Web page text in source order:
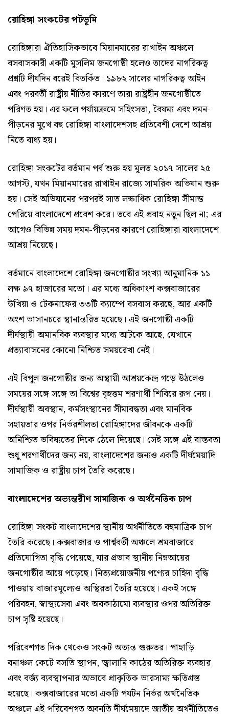
রোহিঙ্গা সংকটের পটভূমি
রোহিঙ্গারা ঐতিহাসিকভাবে মিয়ানমারের রাখাইন অঞ্চলে
বসবাসকারী একটি মুসলিম জনগোষ্ঠী হলেও তাদের নাগরিকত্ব
প্রশ্নটি দীর্ঘদিন ধরেই বিতর্কিত। ১৯৮২ সালের নাগরিকত্ব আইন
এবং পরবর্তী রাষ্ট্রীয় নীতির কারণে তারা রাষ্ট্রহীন জনগোষ্ঠীতে
পরিণত হয়। এর ফলে পর্যায়ক্রমে সহিংসতা, বৈষম্য এবং দমন-
পীড়নের মুখে বহু রোহিঙ্গা বাংলাদেশসহ প্রতিবেশী দেশে আশ্রয়
নিতে বাধ্য হয়।
রোহিঙ্গা সংকটের বর্তমান পর্ব শুরু হয় মূলত ২০১৭ সালের ২৫
আগস্ট, যখন মিয়ানমারের রাখাইন রাজ্যে সামরিক অভিযান শুরু
হয়। সেই অভিযানের পরপরই সাত লক্ষাধিক রোহিঙ্গা সীমান্ত
পেরিয়ে বাংলাদেশে প্রবেশ করে। তবে এই প্রবাহ নতুন ছিল না; এর
আগেও বিভিন্ন সময় দমন-পীড়নের কারণে রোহিঙ্গারা বাংলাদেশে
আশ্রয় নিয়েছে।
বর্তমানে বাংলাদেশে রোহিঙ্গা জনগোষ্ঠীর সংখ্যা আনুমানিক ১১
লক্ষ ৯৭ হাজারের মতো। এর মধ্যে অধিকাংশ কক্সবাজারের
উখিয়া ও টেকনাফের ৩৩টি ক্যাম্পে বসবাস করছে, আর একটি
অংশ ভাসানচরে স্থানান্তরিত হয়েছে। এই জনগোষ্ঠী একটি
দীর্ঘস্থায়ী অমানবিক ব্যবস্থার মধ্যে আটকে আছে, যেখানে
প্রত্যাবাসনের কোনো নিশ্চিত সময়রেখা নেই।
এই বিপুল জনগোষ্ঠীর জন্য অস্থায়ী আশ্রয়কেন্দ্র গড়ে উঠলেও
সময়ের সঙ্গে সঙ্গে তা বিশ্বের বৃহত্তম শরণার্থী শিবিরে রূপ নেয়।
দীর্ঘস্থায়ী অবস্থান, কর্মসংস্থানের সীমাবদ্ধতা এবং মানবিক
সহায়তার ওপর নির্ভরশীলতা রোহিঙ্গাদের জীবনকে একটি
অনিশ্চিত ভবিষ্যতের দিকে ঠেলে দিয়েছে। সেই সঙ্গে এই বাস্তবতা
শুধু শরণার্থীদের জন্য নয়, বাংলাদেশের জন্যও একটি দীর্ঘমেয়াদি
সামাজিক ও রাষ্ট্রীয় চাপ তৈরি করেছে।
বাংলাদেশের অভ্যন্তরীণ সামাজিক ও অর্থনৈতিক চাপ
রোহিঙ্গা সংকট বাংলাদেশের স্থানীয় অর্থনীতিতে বহুমাত্রিক চাপ
তৈরি করেছে। কক্সবাজার ও পার্শ্ববর্তী অঞ্চলে শ্রমবাজারে
প্রতিযোগিতা বৃদ্ধি পেয়েছে, যার প্রভাব স্থানীয় নিম্নআয়ের
জনগোষ্ঠীর আয়ে পড়েছে। নিত্যপ্রয়োজনীয় পণ্যের চাহিদা বৃদ্ধি
পাওয়ায় বাজারমূল্যেও অস্থিরতা তৈরি হয়েছে। একই সঙ্গে
পরিবহন, স্বাস্থ্যসেবা এবং অবকাঠামো ব্যবস্থার ওপর অতিরিক্ত
চাপ সৃষ্টি হয়েছে।
পরিবেশগত দিক থেকেও সংকট অত্যন্ত গুরুতর। পাহাড়ি
বনাঞ্চল কেটে বসতি স্থাপন, জ্বালানি কাঠের অতিরিক্ত ব্যবহার
এবং বর্জ্য ব্যবস্থাপনার অভাবে প্রাকৃতিক ভারসাম্য ক্ষতিগ্রস্ত
হয়েছে। কক্সবাজারের মতো একটি পর্যটন নির্ভর অর্থনৈতিক
অঞ্চলে এই পরিবেশগত অবনতি দীর্ঘমেয়াদে জাতীয় অর্থনীতিতেও